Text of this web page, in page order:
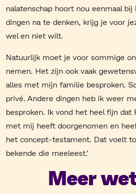
nalatenschap hoort nou eenmaal
dingen na te denken, krijg je voor
wel en niet wilt.
Natuurlijk moet je voor sommige
nemen. Het zijn ook vaak
alles met mijn familie besproken.
privé. Andere dingen heb ik weer
besproken. Ik vond het heel fijn dat
met mij heeft doorgenomen en
het concept-testament. Dat voelt
bekende die meeleest.’
Meer